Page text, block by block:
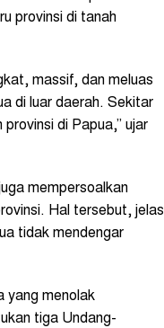
provinsi di tanah
massif, dan meluas
di luar daerah. Sekitar
di Papua,” ujar
mempersoalkan
Hal tersebut, jelas
tidak mendengar
yang menolak
tiga Undang-